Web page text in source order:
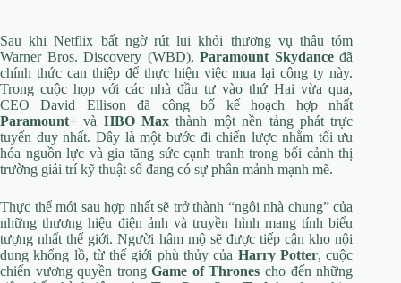
Sau khi Netflix bất ngờ rút lui khỏi thương vụ thâu tóm
Warner Bros. Discovery (WBD),Paramount Skydanceđã
chính thức can thiệp để thực hiện việc mua lại công ty này.
Trong cuộc họp với các nhà đầu tư vào thứ Hai vừa qua,
CEO David Ellison đã công bố kế hoạch hợp nhất
Paramount+ và HBO Max thành một nền tảng phát trực
tuyến duy nhất. Đây là một bước đi chiến lược nhằm tối ưu
hóa nguồn lực và gia tăng sức cạnh tranh trong bối cảnh thị
trường giải trí kỹ thuật số đang có sự phân mảnh mạnh mẽ.
Thực thể mới sau hợp nhất sẽ trở thành “ngôi nhà chung” của
những thương hiệu điện ảnh và truyền hình mang tính biểu
tượng nhất thế giới. Người hâm mộ sẽ được tiếp cận kho nội
dung khổng lồ, từ thế giới phù thủy của Harry Potter, cuộc
chiến vương quyền trongGame of Thrones cho đến những